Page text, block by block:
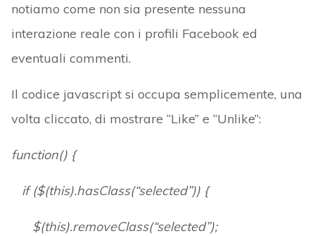
notiamo come non sia presente nessuna
interazione reale con i profili Facebook ed
eventuali commenti.
Il codice javascript si occupa semplicemente, una
volta cliccato, di mostrare “Like” e “Unlike”:
function() {
if ($(this).hasClass(“selected”)) {
$(this).removeClass(“selected”);